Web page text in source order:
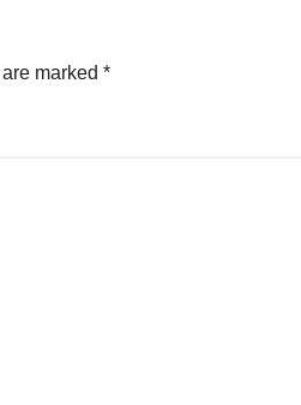
marked *